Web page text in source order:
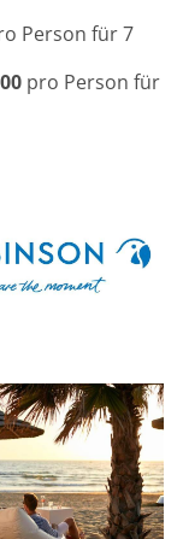
Person für 7
pro Person für